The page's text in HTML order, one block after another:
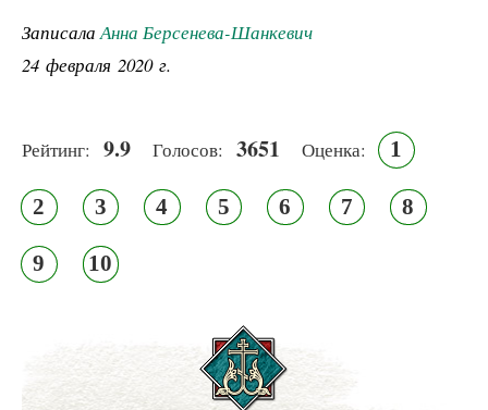
ЗаписалаАнна Берсенева-Шанкевич
24 февраля 2020 г.
Рейтинг: 9.9 Голосов: 3651 Оценка: 1
2 3 4 5 6 7 8
9 10